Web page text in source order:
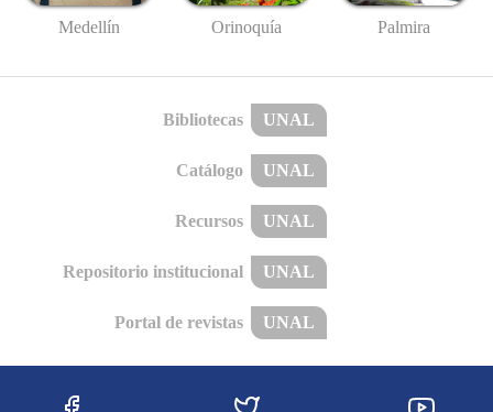
Medellín Orinoquía Palmira
Bibliotecas UNAL
Catálogo UNAL
Recursos UNAL
Repositorio institucional UNAL
Portal de revistas UNAL